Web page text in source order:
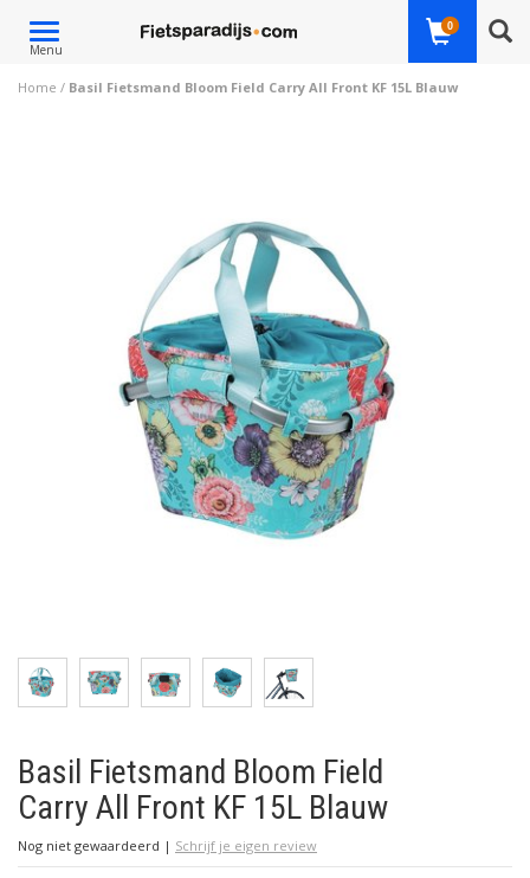
Toggle
navigation
Menu
0
Home / Basil Fietsmand Bloom Field Carry All Front KF 15L Blauw
Basil Fietsmand Bloom Field
Carry All Front KF 15L Blauw
Nog niet gewaardeerd | Schrijf je eigen review